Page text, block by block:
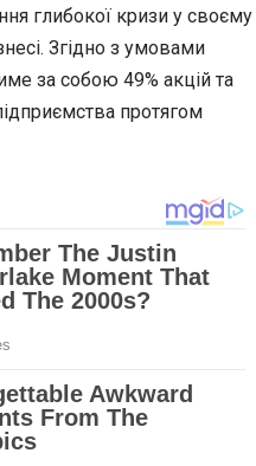
глибокої кризи у своєму
Згідно з умовами
за собою 49% акцій та
протягом